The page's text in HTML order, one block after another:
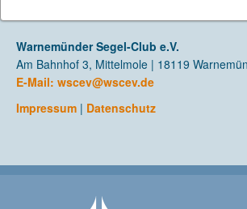
Warnemünder Segel-Club e.V.
Am Bahnhof 3, Mittelmole | 18119
E-Mail: wscev@wscev.de
Impressum | Datenschutz